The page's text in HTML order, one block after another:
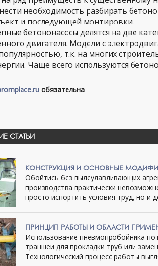
необходимость разбирать
и последующей монтировки.
бетононасосы делятся на две
двигателя. Модели с
т.к. на многих
Чаще всего используются
обязательна
СТАТЬИ
КОНСТРУКЦИЯ И ОСНОВНЫЕ
Обойтись без пылеулавливающих
производства практически
просто испортить условия труд, но и
ПРИНЦИП РАБОТЫ И ОБЛАСТИ
Использование пневмопробойника
траншеи для прокладки труб или
Технологический процесс работы